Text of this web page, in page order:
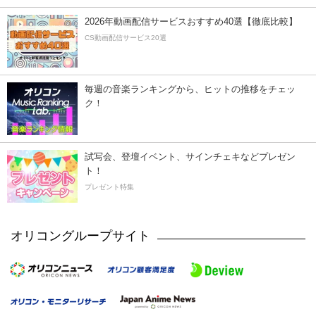
2026年動画配信サービスおすすめ40選【徹底比較】
CS動画配信サービス20選
毎週の音楽ランキングから、ヒットの推移をチェッ
ク！
試写会、登壇イベント、サインチェキなどプレゼン
ト！
プレゼント特集
オリコングループサイト